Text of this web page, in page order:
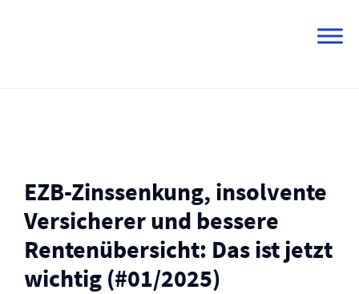
EZB-Zinssenkung, insolvente
Versicherer und bessere
Rentenübersicht: Das ist jetzt
wichtig (#01/2025)